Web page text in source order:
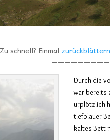
Zu schnell? Einmal zurückblättern
Durch die
war bereits
urplötzlich
tiefblauer
kaltes Bett